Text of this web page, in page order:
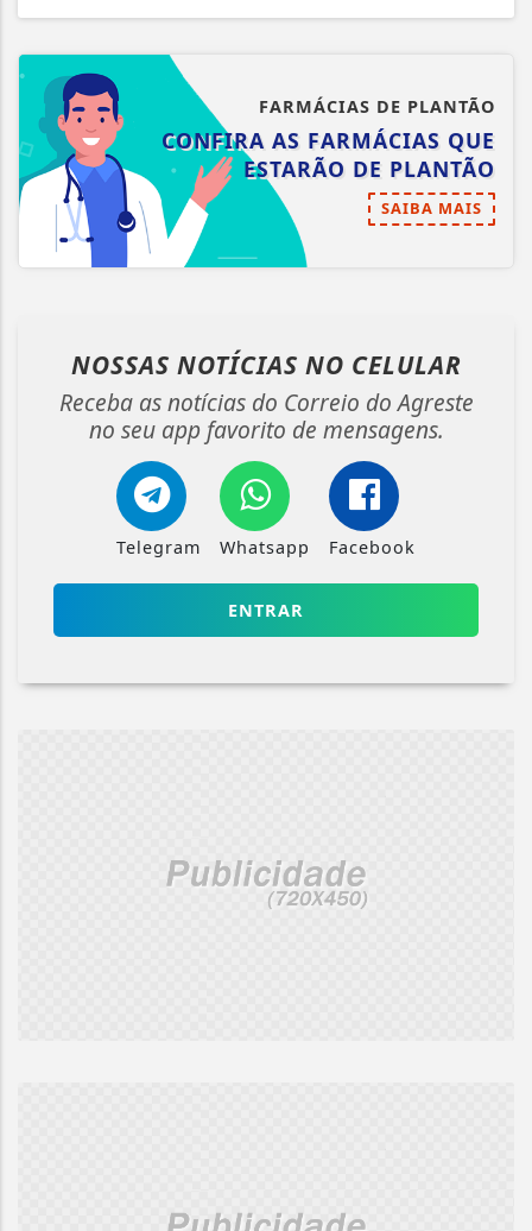
FARMÁCIAS DE PLANTÃO
CONFIRA AS FARMÁCIAS QUE
ESTARÃO DE PLANTÃO
SAIBA MAIS
NOSSAS NOTÍCIAS NO CELULAR
Receba as notícias do Correio do Agreste
no seu app favorito de mensagens.
Telegram Whatsapp Facebook
ENTRAR